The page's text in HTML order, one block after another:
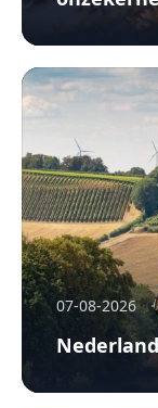
07-08-2026